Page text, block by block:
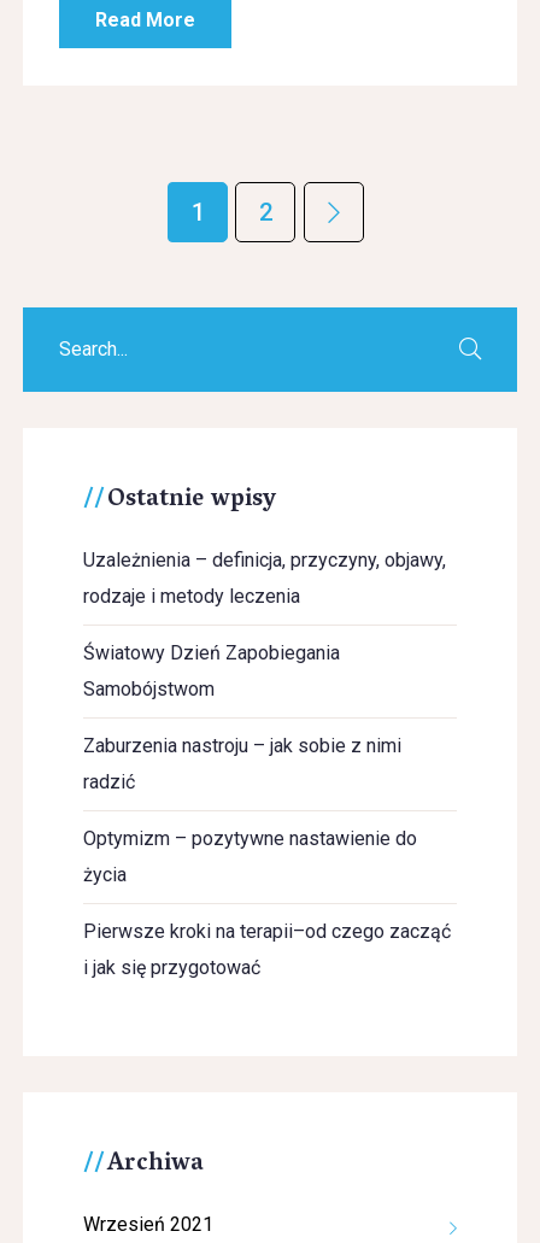
Read More
1 2
Ostatnie wpisy
Uzależnienia – definicja, przyczyny, objawy,
rodzaje i metody leczenia
Światowy Dzień Zapobiegania
Samobójstwom
Zaburzenia nastroju – jak sobie z nimi
radzić
Optymizm – pozytywne nastawienie do
życia
Pierwsze kroki na terapii–od czego zacząć
i jak się przygotować
Archiwa
Wrzesień 2021